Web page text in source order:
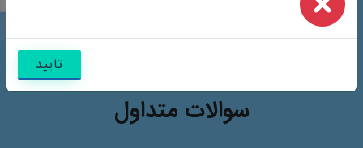
سوالات متداول
تایید